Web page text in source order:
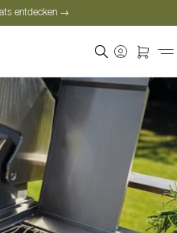
entdecken →
entdecken →